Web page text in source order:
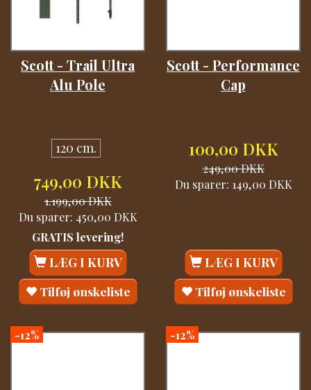
Scott - Trail Ultra
Alu Pole
120 cm.
749,00 DKK
1.199,00 DKK
Du sparer: 450,00 DKK
GRATIS levering!
LÆG I KURV
Tilføj ønskeliste
Scott - Performance
Cap
100,00 DKK
249,00 DKK
Du sparer: 149,00 DKK
LÆG I KURV
Tilføj ønskeliste
-12% -12%